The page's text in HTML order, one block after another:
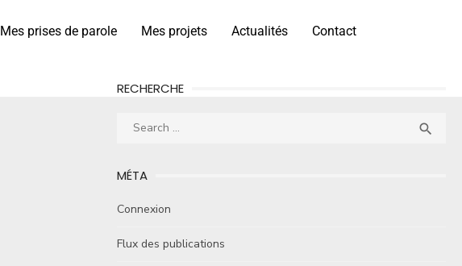
Mes prises de parole Mes projets Actualités Contact
RECHERCHE

MÉTA
Connexion
Flux des publications